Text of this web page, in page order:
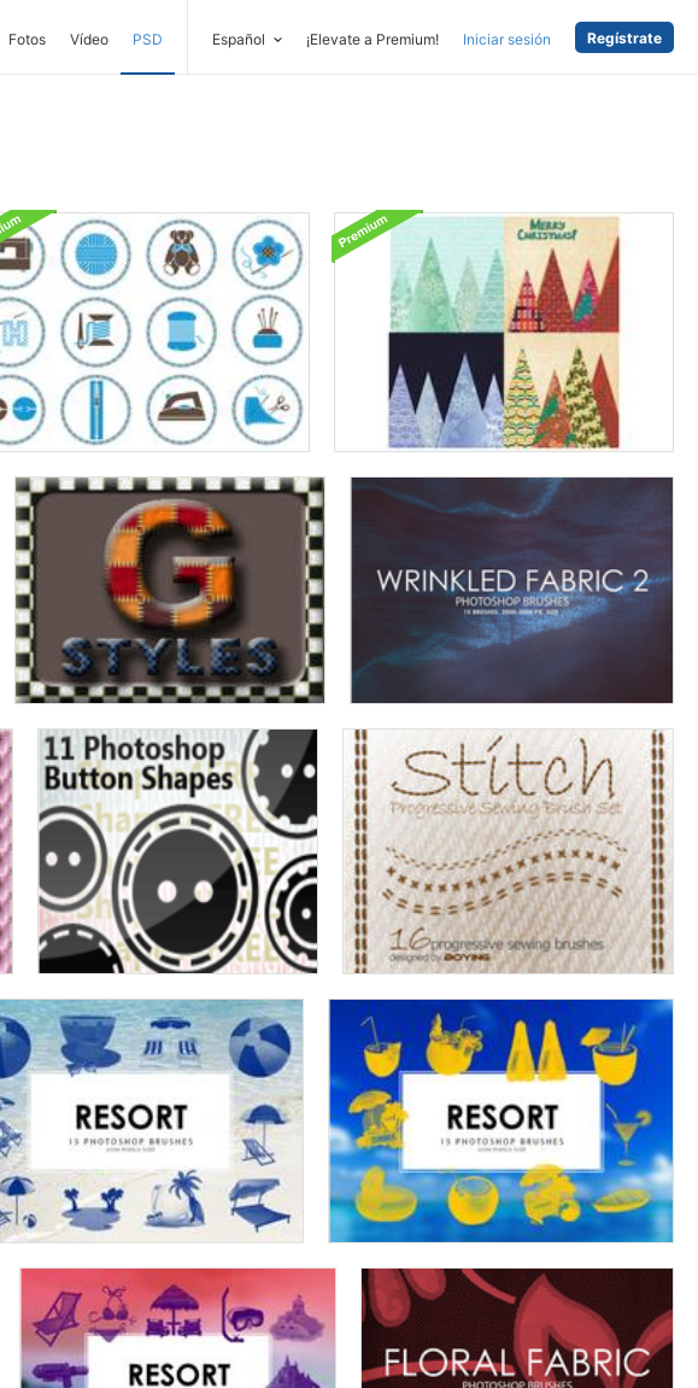
Fotos Vídeo PSD Español ¡Elevate a Premium! Iniciar sesión Regístrate